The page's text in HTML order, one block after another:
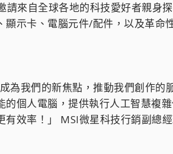
來自全球各地的科技愛好者親身
示卡、電腦元件/配件，以及革命
為我們的新焦點，推動我們創作
個人電腦，提供執行人工智慧複
效率！」 MSI微星科技行銷副總